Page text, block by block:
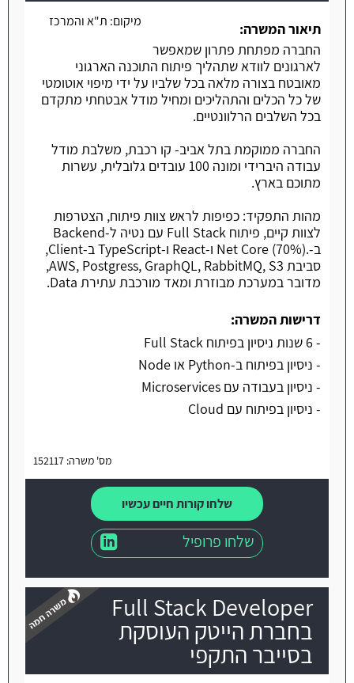
מיקום: ת"א והמרכז
תיאור המשרה:
החברה מפתחת פתרון שמאפשר
לארגונים לוודא שתהליך פיתוח התוכנה הארגוני
מאובטח בצורה מלאה בכל שלביו על ידי מיפוי אוטומטי
של כל הכלים והתהליכים ומחיל מודל אבטחתי מתקדם
בכל השלבים הרלוונטיים.
החברה ממוקמת בתל אביב- קו רכבת, משלבת מודל
עבודה היברידי ומונה 100 עובדים גלובלית, עשרות
מתוכם בארץ.
מהות התפקיד: כפיפות לראש צוות פיתוח, הצטרפות
לצוות קיים, פיתוח Full Stack עם נטיה ל-Backend
ב-.Net Core (70%) ו-React ו-TypeScript ב-Client,
סביבת AWS, Postgress, GraphQL, RabbitMQ, S3,
מדובר במערכת מבוזרת ומאד מורכבת עתירת Data.
דרישות המשרה:
- 6 שנות ניסיון בפיתוח Full Stack
- ניסיון בפיתוח ב-Python או Node
- ניסיון בעבודה עם Microservices
- ניסיון בפיתוח עם Cloud
מס' משרה: 152117
שלחו קורות חיים עכשיו
שלחו פרופיל
Full Stack Developer
בחברת הייטק העוסקת
בסייבר התקפי
משרה חמה